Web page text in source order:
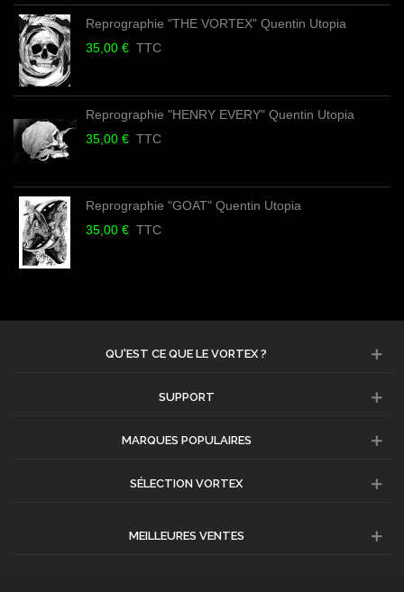
Reprographie "THE VORTEX" Quentin Utopia
35,00 € TTC
Reprographie "HENRY EVERY" Quentin Utopia
35,00 € TTC
Reprographie "GOAT" Quentin Utopia
35,00 € TTC
QU'EST CE QUE LE VORTEX ?
SUPPORT
MARQUES POPULAIRES
SÉLECTION VORTEX
MEILLEURES VENTES